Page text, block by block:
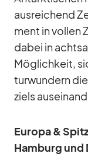
aus­rei­chend
ment in vol­len
da­bei in
Mög­lich­keit,
tur­wun­dern
ziels
Eu­ropa &
Ham­burg und